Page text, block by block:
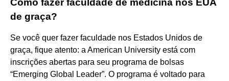
de graça?
Se você quer fazer faculdade nos Estados Unidos de
graça, fique atento: a American University está com
inscrições abertas para seu programa de bolsas
“Emerging Global Leader”. O programa é voltado para